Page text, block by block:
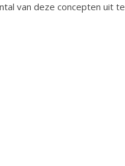
van deze concepten uit te